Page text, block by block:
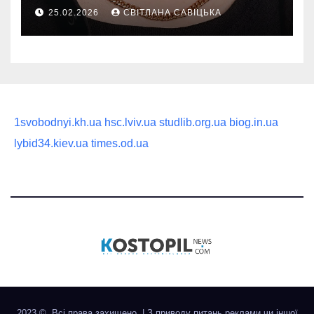
руководство по выбору
статусного украшения
25.02.2026 СВІТЛАНА САВІЦЬКА
1svobodnyi.kh.ua hsc.lviv.ua studlib.org.ua biog.in.ua
lybid34.kiev.ua times.od.ua